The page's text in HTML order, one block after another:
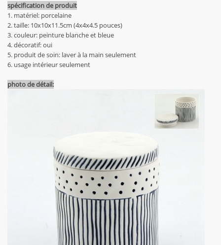
spécification de produit
1. matériel: porcelaine
2. taille: 10x10x11.5cm (4x4x4.5 pouces)
3. couleur: peinture blanche et bleue
4. décoratif: oui
5. produit de soin: laver à la main seulement
6. usage intérieur seulement
photo de détail: